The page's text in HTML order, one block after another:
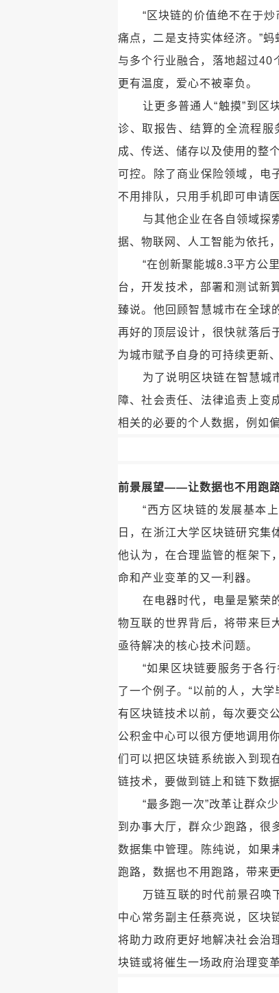
“区块链的价值绝不在于
痛点，二是支持实体经济。”
与多个行业融合，落地超过40
更有温度，爱心不被辜负。
让更多普通人“触摸”到区
诊、取报告、结算的全流程
成、传送、储存以及使用的整
可控。除了商业保险领域，电
不用排队，只用手机即可申请
与其他企业在各自领域探
据、物联网、人工智能为依托
“在创新聚能城8.3平方公
台，开发技术，部署和测试新
臻说。他回顾智慧城市在全球
再好的顶层设计，很快就落后
为城市赋予自身的可持续更新
为了说明区块链在智慧城
障、社会责任、法律追责上变
相关的必要的个人数据，例如
前景展望——让数据也不用跑
“西方区块链的发展基本
日，在浙江大学区块链研究集
他认为，在合理监管的框架下
命和产业变革的又一利器。
在电器时代，电量是繁荣
物互联的世界背后，将带来巨
亟待解决的核心技术问题。
“如果区块链要服务于各
了一个例子。“以前的人，大
有区块链技术以前，每次要交
公积金中心可以很方便地调用
们可以把区块链系统嵌入到现
链技术，要做到链上和链下数
“最多跑一次”改革让群众
到办事大厅，群众少跑路，很
数据集中管理。陈纯说，如果
跑路，数据也不用跑路，带来
万链互联的时代前景召唤
中心常务副主任蔡亮说，区块
将助力政府更好地解决社会治
块链或将催生一场政府治理变